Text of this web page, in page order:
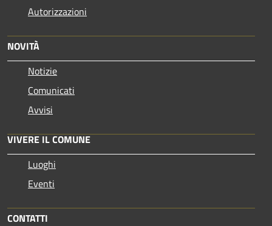
Autorizzazioni
NOVITÀ
Notizie
Comunicati
Avvisi
VIVERE IL COMUNE
Luoghi
Eventi
CONTATTI